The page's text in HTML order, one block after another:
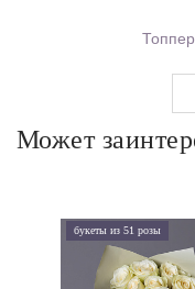
Может
букеты из 51 розы